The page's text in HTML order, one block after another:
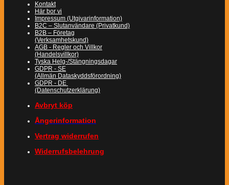
Kontakt
Här bor vi
Impressum (Utgivarinformation)
B2C – Slutanvändare (Privatkund)
B2B – Företag
(Verksamhetskund)
AGB - Regler och Villkor
(Handelsvillkor)
Tyska Helg-/Stängningsdagar
GDPR - SE
(Allmän Dataskyddsförordning)
GDPR - DE
(Datenschutzerklärung)
Avbryt köp
Ångerinformation
Vertrag widerrufen
Widerrufsbelehrung